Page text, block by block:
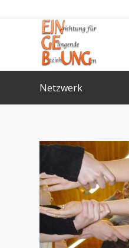
Netzwerk